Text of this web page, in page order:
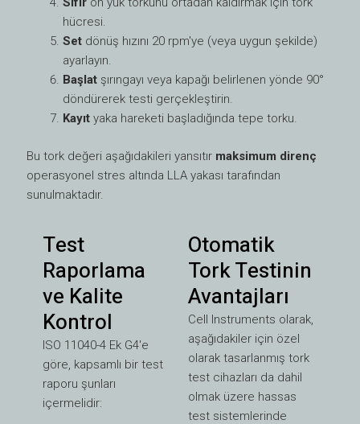
hücresi.
Set dönüş hızını 20 rpm'ye (veya uygun şekilde)
ayarlayın.
Başlat şırıngayı veya kapağı belirlenen yönde 90°
döndürerek testi gerçekleştirin.
Kayıt yaka hareketi başladığında tepe torku.
Bu tork değeri aşağıdakileri yansıtır maksimum direnç
operasyonel stres altında LLA yakası tarafından
sunulmaktadır.
Test
Raporlama
ve Kalite
Kontrol
ISO 11040-4 Ek G4'e
göre, kapsamlı bir test
raporu şunları
içermelidir:
Otomatik
Tork Testinin
Avantajları
Cell Instruments olarak,
aşağıdakiler için özel
olarak tasarlanmış tork
test cihazları da dahil
olmak üzere hassas
test sistemlerinde